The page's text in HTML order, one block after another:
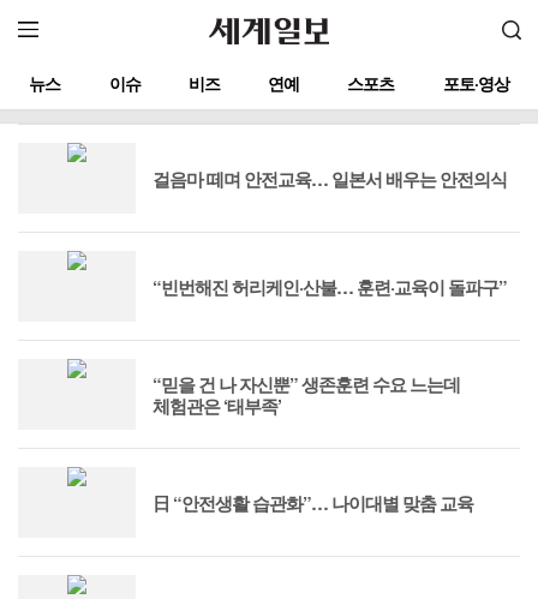
뉴스 이슈 비즈 연예 스포츠 포토·영상
걸음마 떼며 안전교육… 일본서 배우는 안전의식
“빈번해진 허리케인·산불… 훈련·교육이 돌파구”
“믿을 건 나 자신뿐” 생존훈련 수요 느는데
체험관은 ‘태부족’
日 “안전생활 습관화”… 나이대별 맞춤 교육